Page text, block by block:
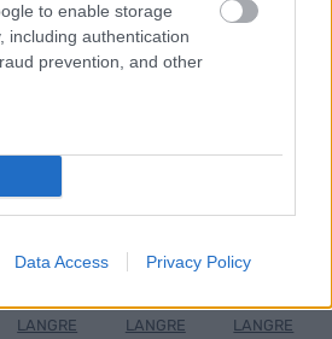
to enable storage
including authentication
prevention, and other
Data Access Privacy Policy
OL-
femm
LANGRE
gullet
bekre
De er
ster
LANGRE
LANGRE